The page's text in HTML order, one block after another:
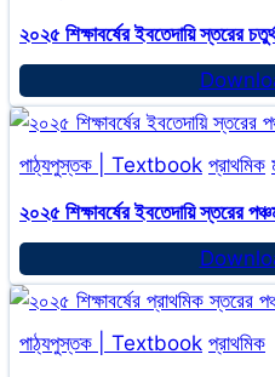
২০২৫ শিক্ষাবর্ষের ইবতেদায়ি স্তরের
পাঠ্যপুস্তক | Textbook প্রাথমিক
২০২৫ শিক্ষাবর্ষের ইবতেদায়ি স্তরের
পাঠ্যপুস্তক | Textbook প্রাথমিক